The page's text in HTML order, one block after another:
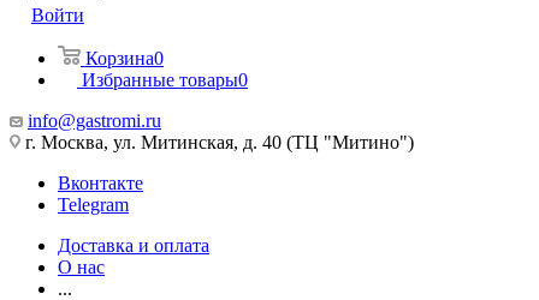
Войти
Корзина0
Избранные товары0
info@gastromi.ru
г. Москва, ул. Митинская, д. 40 (ТЦ "Митино")
Вконтакте
Telegram
Доставка и оплата
О нас
...